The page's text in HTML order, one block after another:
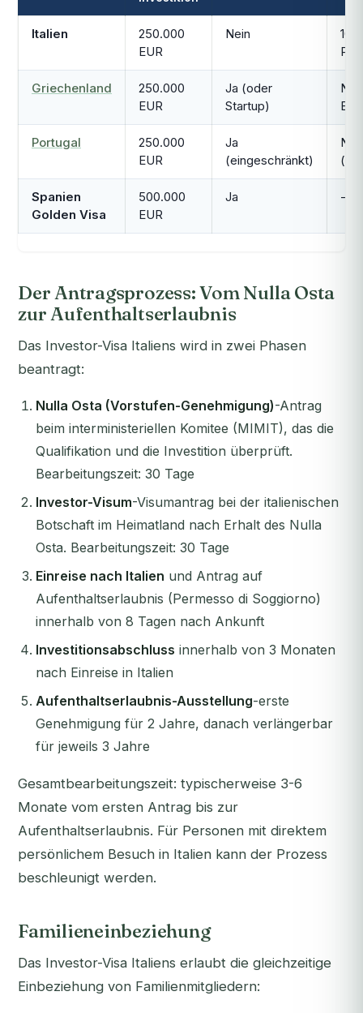
Italien
250.000
EUR
Nein
Griechenland
250.000
EUR
Ja (oder
Startup)
Portugal
250.000
EUR
Ja
(eingeschränkt)
Spanien
Golden Visa
500.000
EUR
Ja -
Der Antragsprozess: Vom Nulla Osta
zur Aufenthaltserlaubnis
Das Investor-Visa Italiens wird in zwei Phasen
beantragt:
Nulla Osta (Vorstufen-Genehmigung)-Antrag
beim interministeriellen Komitee (MIMIT), das die
Qualifikation und die Investition überprüft.
Bearbeitungszeit: 30 Tage
Investor-Visum-Visumantrag bei der italienischen
Botschaft im Heimatland nach Erhalt des Nulla
Osta. Bearbeitungszeit: 30 Tage
Einreise nach Italien und Antrag auf
Aufenthaltserlaubnis (Permesso di Soggiorno)
innerhalb von 8 Tagen nach Ankunft
Investitionsabschluss innerhalb von 3 Monaten
nach Einreise in Italien
Aufenthaltserlaubnis-Ausstellung-erste
Genehmigung für 2 Jahre, danach verlängerbar
für jeweils 3 Jahre
Gesamtbearbeitungszeit: typischerweise 3-6
Monate vom ersten Antrag bis zur
Aufenthaltserlaubnis. Für Personen mit direktem
persönlichem Besuch in Italien kann der Prozess
beschleunigt werden.
Familieneinbeziehung
Das Investor-Visa Italiens erlaubt die gleichzeitige
Einbeziehung von Familienmitgliedern: